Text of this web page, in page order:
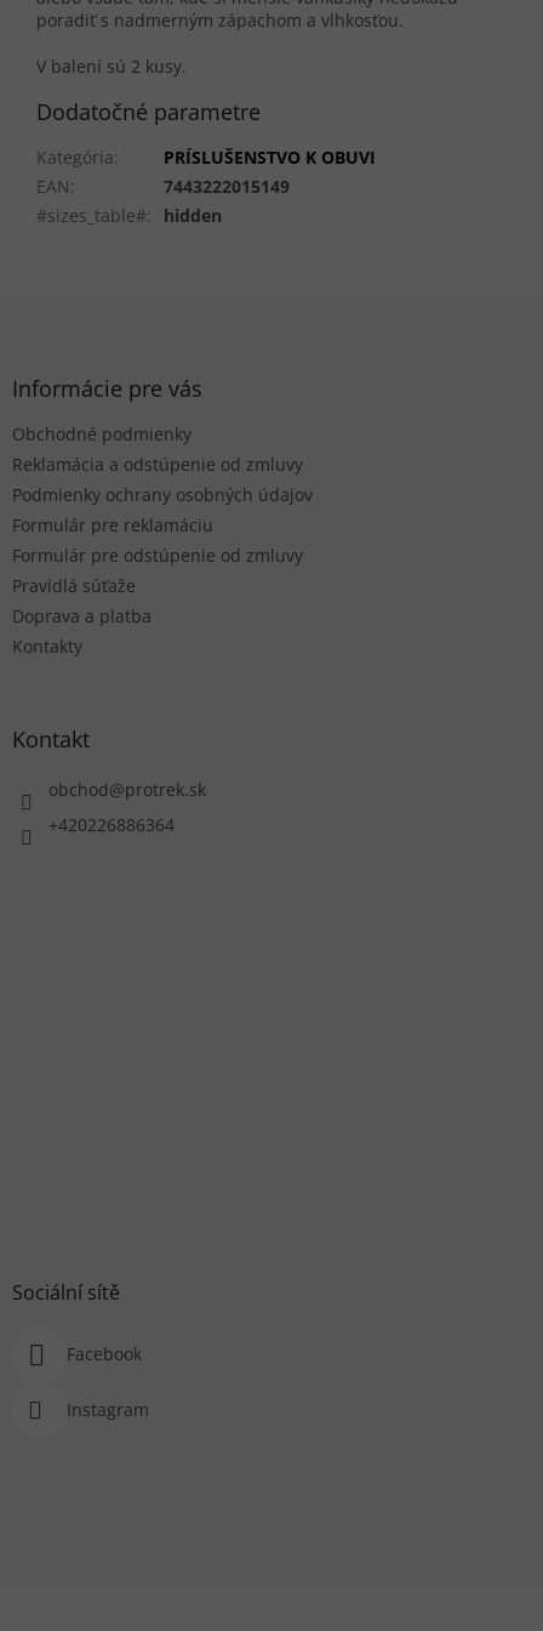
poradiť s nadmerným zápachom a vlhkosťou.
V balení sú 2 kusy.
Dodatočné parametre
Kategória:
PRÍSLUŠENSTVO K OBUVI
EAN:
7443222015149
#sizes_table#: hidden
Informácie pre vás
Obchodné podmienky
Reklamácia a odstúpenie od zmluvy
Podmienky ochrany osobných údajov
Formulár pre reklamáciu
Formulár pre odstúpenie od zmluvy
Pravidlá súťaže
Doprava a platba
Kontakty
Kontakt
obchod@protrek.sk
+420226886364
Sociální sítě
Facebook
Instagram